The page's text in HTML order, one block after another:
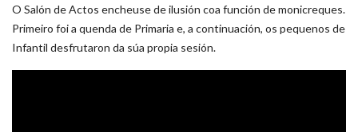
O Salón de Actos encheuse de ilusión coa función de monicreques.
Primeiro foi a quenda de Primaria e, a continuación, os pequenos de
Infantil desfrutaron da súa propia sesión.